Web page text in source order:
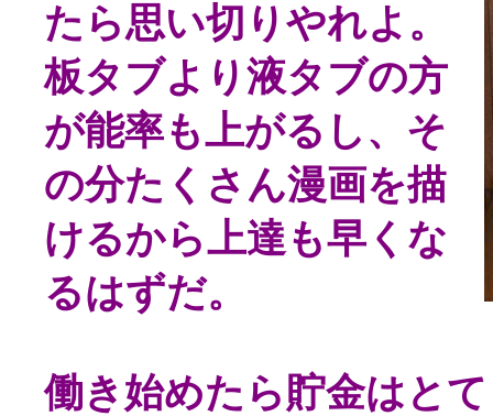
たら思い切りやれよ。
板タブより液タブの方
が能率も上がるし、そ
の分たくさん漫画を描
けるから上達も早くな
るはずだ。
働き始めたら貯金はと